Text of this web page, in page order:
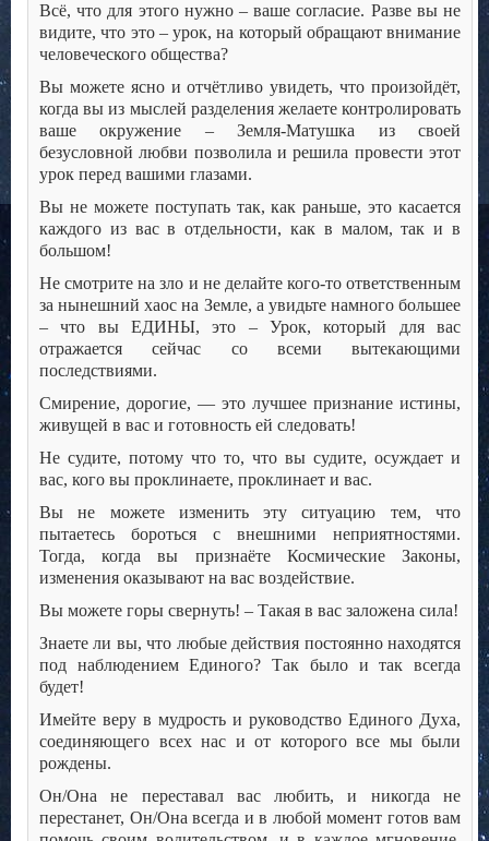
Всё, что для этого нужно – ваше согласие. Разве вы не
видите, что это – урок, на который обращают внимание
человеческого общества?
Вы можете ясно и отчётливо увидеть, что произойдёт,
когда вы из мыслей разделения желаете контролировать
ваше окружение – Земля-Матушка из своей
безусловной любви позволила и решила провести этот
урок перед вашими глазами.
Вы не можете поступать так, как раньше, это касается
каждого из вас в отдельности, как в малом, так и в
большом!
Не смотрите на зло и не делайте кого-то ответственным
за нынешний хаос на Земле, а увидьте намного большее
– что вы ЕДИНЫ, это – Урок, который для вас
отражается сейчас со всеми вытекающими
последствиями.
Смирение, дорогие, — это лучшее признание истины,
живущей в вас и готовность ей следовать!
Не судите, потому что то, что вы судите, осуждает и
вас, кого вы проклинаете, проклинает и вас.
Вы не можете изменить эту ситуацию тем, что
пытаетесь бороться с внешними неприятностями.
Тогда, когда вы признаёте Космические Законы,
изменения оказывают на вас воздействие.
Вы можете горы свернуть! – Такая в вас заложена сила!
Знаете ли вы, что любые действия постоянно находятся
под наблюдением Единого? Так было и так всегда
будет!
Имейте веру в мудрость и руководство Единого Духа,
соединяющего всех нас и от которого все мы были
рождены.
Он/Она не переставал вас любить, и никогда не
перестанет, Он/Она всегда и в любой момент готов вам